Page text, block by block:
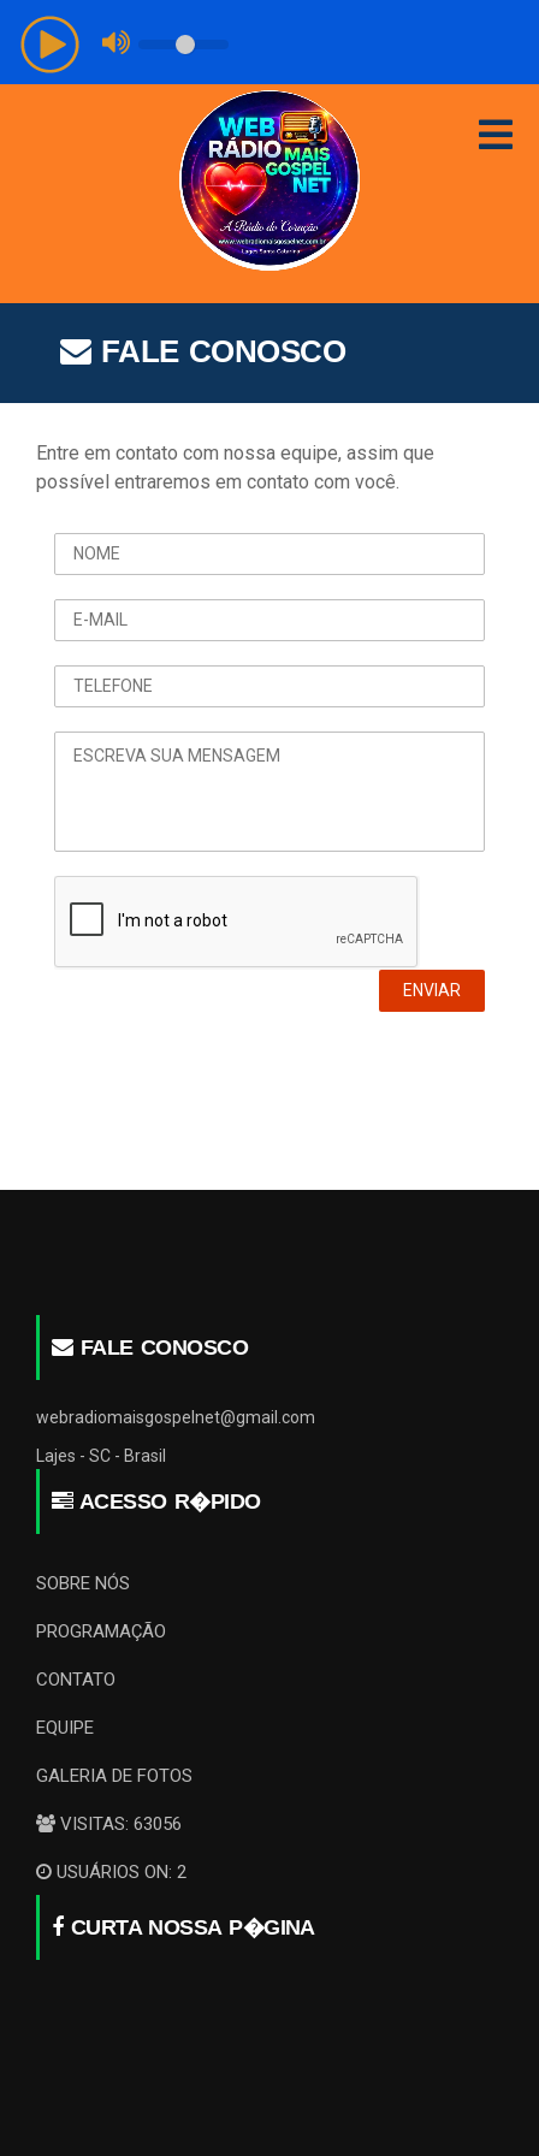
FALE CONOSCO
Entre em contato com nossa equipe, assim que
possível entraremos em contato com você.
FALE CONOSCO
webradiomaisgospelnet@gmail.com
Lajes - SC - Brasil
ACESSO R�PIDO
SOBRE NÓS
PROGRAMAÇÃO
CONTATO
EQUIPE
GALERIA DE FOTOS
VISITAS: 63056
USUÁRIOS ON: 2
CURTA NOSSA P�GINA